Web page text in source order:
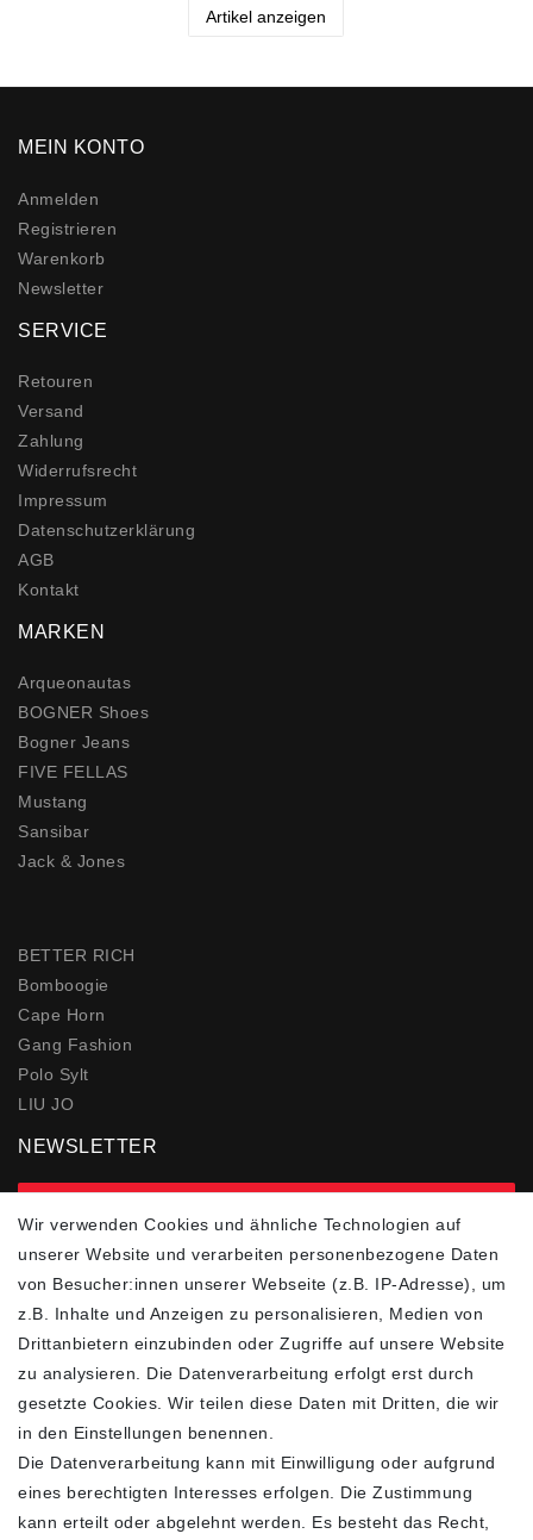
Artikel anzeigen
MEIN KONTO
Anmelden
Registrieren
Warenkorb
Newsletter
SERVICE
Retouren
Versand
Zahlung
Widerrufs­recht
Impressum
Daten­schutz­erklärung
AGB
Kontakt
MARKEN
Arqueonautas
BOGNER Shoes
Bogner Jeans
FIVE FELLAS
Mustang
Sansibar
Jack & Jones
BETTER RICH
Bomboogie
Cape Horn
Gang Fashion
Polo Sylt
LIU JO
NEWSLETTER
FOLGEN SIE UNS
ZAHLUNGSARTEN
SCHNELLER UND
KOSTENLOSER
Wir verwenden Cookies und ähnliche Technologien auf
unserer Website und verarbeiten personenbezogene Daten
von Besucher:innen unserer Webseite (z.B. IP-Adresse), um
z.B. Inhalte und Anzeigen zu personalisieren, Medien von
Drittanbietern einzubinden oder Zugriffe auf unsere Website
zu analysieren. Die Datenverarbeitung erfolgt erst durch
gesetzte Cookies. Wir teilen diese Daten mit Dritten, die wir
in den Einstellungen benennen.
Die Datenverarbeitung kann mit Einwilligung oder aufgrund
eines berechtigten Interesses erfolgen. Die Zustimmung
kann erteilt oder abgelehnt werden. Es besteht das Recht,